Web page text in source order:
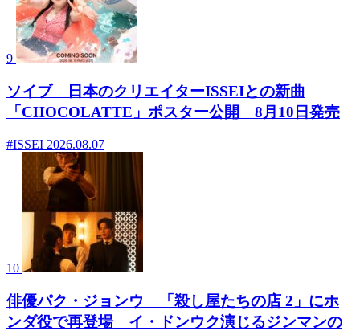
9
ソイブ 日本のクリエイターISSEIとの新曲
「CHOCOLATTE」ポスター公開 8月10日発売
#ISSEI 2026.08.07
10
俳優パク・ジョンウ 「殺し屋たちの店 2」にホ
ンダ役で再登場 イ・ドンウク演じるジンマンの